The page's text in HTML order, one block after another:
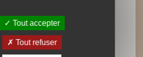
Tout accepter
Tout refuser